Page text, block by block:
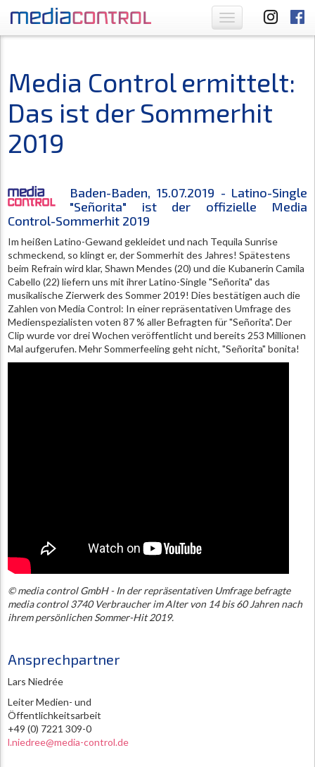
Toggle
navigation
Media Control ermittelt:
Das ist der Sommerhit
2019
Baden-Baden, 15.07.2019 - Latino-Single
"Señorita" ist der offizielle Media
Control-Sommerhit 2019
Im heißen Latino-Gewand gekleidet und nach Tequila Sunrise
schmeckend, so klingt er, der Sommerhit des Jahres! Spätestens
beim Refrain wird klar, Shawn Mendes (20) und die Kubanerin Camila
Cabello (22) liefern uns mit ihrer Latino-Single "Señorita" das
musikalische Zierwerk des Sommer 2019! Dies bestätigen auch die
Zahlen von Media Control: In einer repräsentativen Umfrage des
Medienspezialisten voten 87 % aller Befragten für "Señorita". Der
Clip wurde vor drei Wochen veröffentlicht und bereits 253 Millionen
Mal aufgerufen. Mehr Sommerfeeling geht nicht, "Señorita" bonita!
© media control GmbH - In der repräsentativen Umfrage befragte
media control 3740 Verbraucher im Alter von 14 bis 60 Jahren nach
ihrem persönlichen Sommer-Hit 2019.
Ansprechpartner
Lars Niedrée
Leiter Medien- und
Öffentlichkeitsarbeit
+49 (0) 7221 309-0
l.niedree@media-control.de